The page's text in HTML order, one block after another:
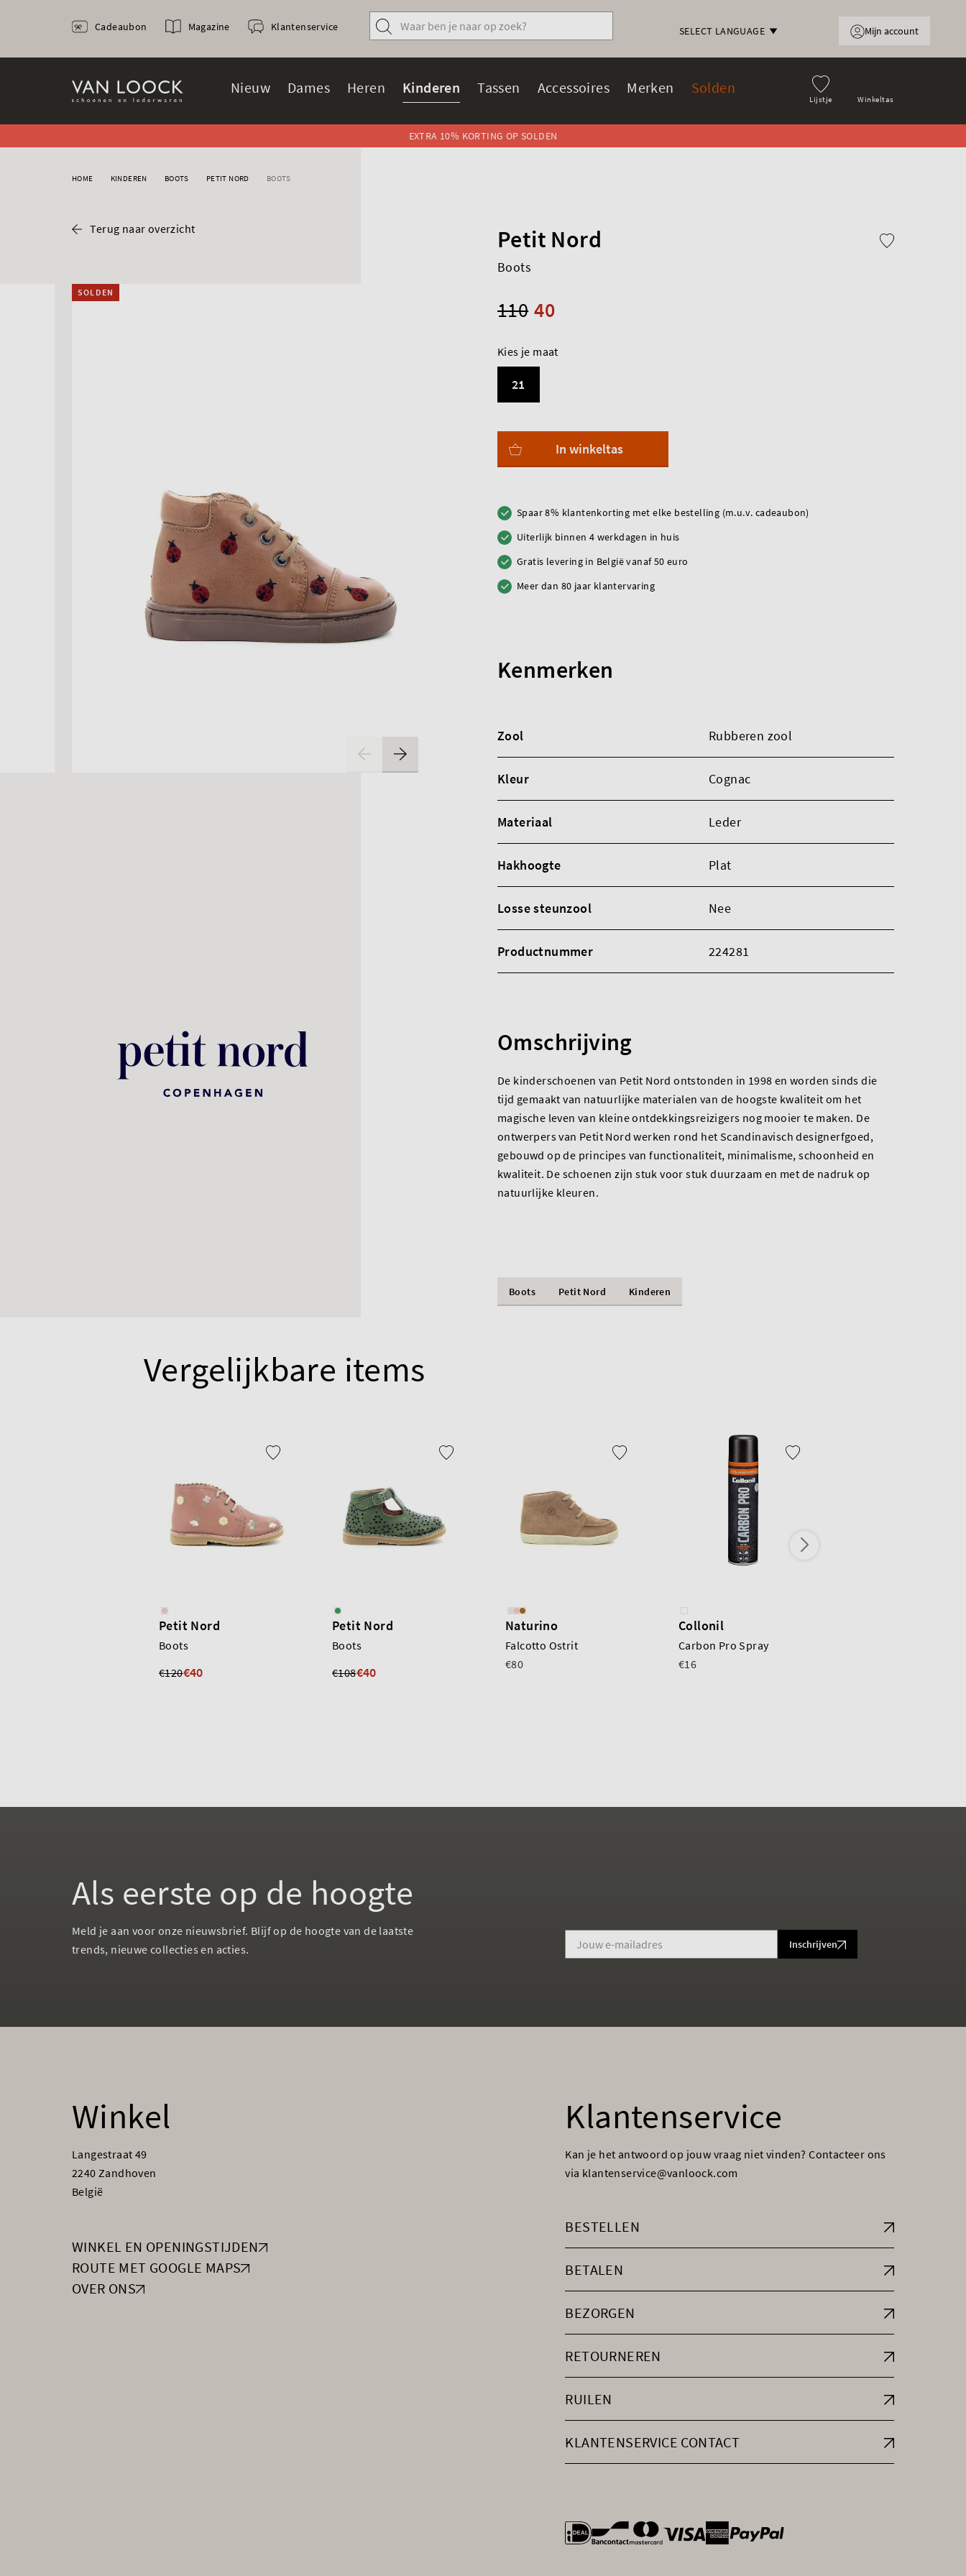
SELECT LANGUAGE
Lijstje Winkeltas
Nieuw Dames Heren Kinderen Tassen Accessoires Merken Solden
Cadeaubon Magazine Klantenservice Mijn account
EXTRA 10% KORTING OP SOLDEN
HOME KINDEREN BOOTS PETIT NORD BOOTS
Terug naar overzicht
SOLDEN
Petit Nord
Boots
40
110
Kies je maat
21
In winkeltas
Spaar 8% klantenkorting met elke bestelling (m.u.v. cadeaubon)
Uiterlijk binnen 4 werkdagen in huis
Gratis levering in België vanaf 50 euro
Meer dan 80 jaar klantervaring
Kenmerken
Zool Rubberen zool
Kleur Cognac
Materiaal Leder
Hakhoogte Plat
Losse steunzool Nee
Productnummer 224281
Omschrijving
De kinderschoenen van Petit Nord ontstonden in 1998 en worden sinds die
tijd gemaakt van natuurlijke materialen van de hoogste kwaliteit om het
magische leven van kleine ontdekkingsreizigers nog mooier te maken. De
ontwerpers van Petit Nord werken rond het Scandinavisch designerfgoed,
gebouwd op de principes van functionaliteit, minimalisme, schoonheid en
kwaliteit. De schoenen zijn stuk voor stuk duurzaam en met de nadruk op
natuurlijke kleuren.
Boots Petit Nord Kinderen
Vergelijkbare items
Petit Nord
Boots
€120€40
Petit Nord
Boots
€108€40
Naturino
Falcotto Ostrit
€80
Collonil
Carbon Pro Spray
€16
Als eerste op de hoogte
Meld je aan voor onze nieuwsbrief. Blijf op de hoogte van de laatste
trends, nieuwe collecties en acties.
Inschrijven
Winkel
Langestraat 49
2240 Zandhoven
België
WINKEL EN OPENINGSTIJDEN
ROUTE MET GOOGLE MAPS
OVER ONS
Klantenservice
Kan je het antwoord op jouw vraag niet vinden? Contacteer ons
via klantenservice@vanloock.com
BESTELLEN
BETALEN
BEZORGEN
RETOURNEREN
RUILEN
KLANTENSERVICE CONTACT
general.paymentOptions